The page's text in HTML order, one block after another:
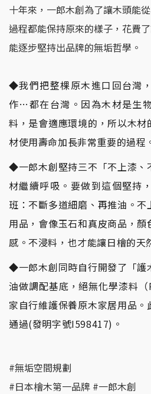
十年來，一郎木創為了讓木頭能
過程都能保持原來的樣子，花費
能逐步堅持出品牌的無垢哲學。
◆我們把整棵原木進口回台灣
作…都在台灣。因為木材是生
料，是會適應環境的，所以木
材使用壽命加長非常重要的過程
◆一郎木創堅持三不「不上漆、
材繼續呼吸。要做到這個堅持
班：不斷多道細磨、再推油。
用品，會像玉石和真皮商品，
感。不浸料，也才能讓日檜的天
◆一郎木創同時自行開發了「護
油做調配基底，絕無化學漆料
家自行維護保養原木家居用品
通過(發明字號I598417)。
#無垢空間規劃
#日本檜木第一品牌 #一郎木創